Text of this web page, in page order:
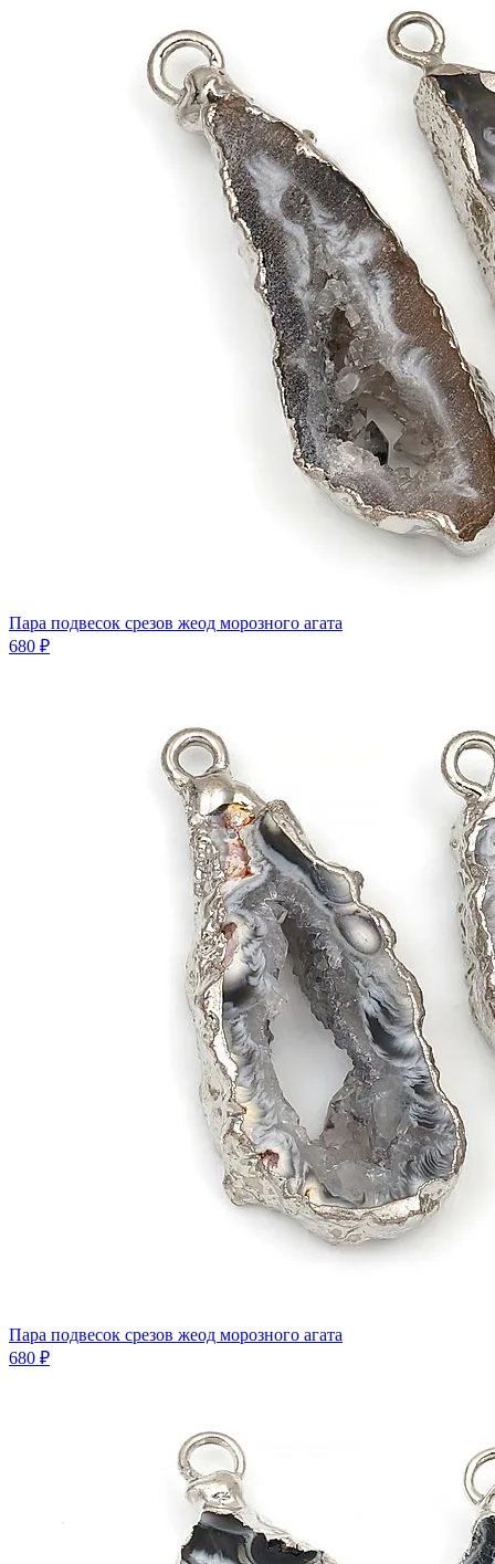
Пара подвесок срезов жеод морозного агата
680 ₽
Пара подвесок срезов жеод морозного агата
680 ₽